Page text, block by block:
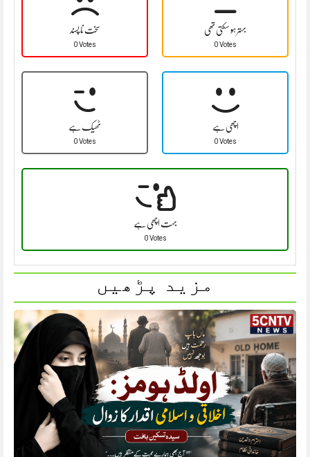
سخت نا پسند
0 Votes
بہتر ہو سکتی تھی
0 Votes
ٹھیک ہے
0 Votes
اچھی ہے
0 Votes
بہت اچھی ہے
0 Votes
مزید پڑھیں